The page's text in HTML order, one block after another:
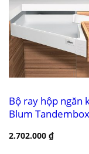
Bộ ray hộp ngăn
Blum Tandembox
2.702.000 ₫